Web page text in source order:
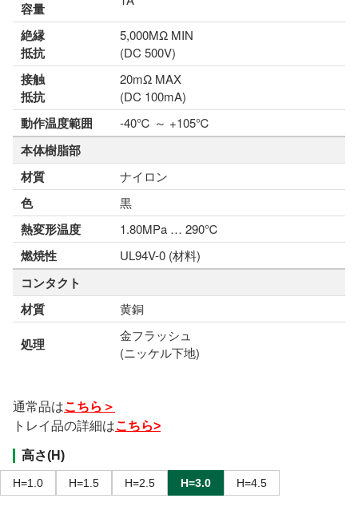
容量
絶縁
抵抗
5,000MΩ MIN
(DC 500V)
接触
抵抗
20mΩ MAX
(DC 100mA)
動作温度範囲 -40℃ ～ +105℃
本体樹脂部
材質
ナイロン
色 黒
熱変形温度 1.80MPa … 290℃
燃焼性 UL94V-0 (材料)
コンタクト
材質
黄銅
処理
金フラッシュ
(ニッケル下地)
通常品はこちら＞
トレイ品の詳細はこちら>
高さ(H)
H=1.0 H=1.5 H=2.5 H=3.0 H=4.5